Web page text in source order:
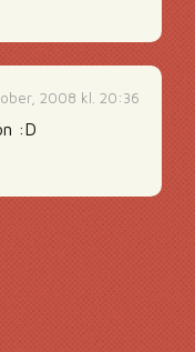
2008 kl. 20:36
:D